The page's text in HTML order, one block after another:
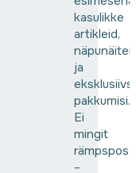
kasulikke
artikleid,
ja
pakkumisi.
Ei
mingit
rämpsposti
–